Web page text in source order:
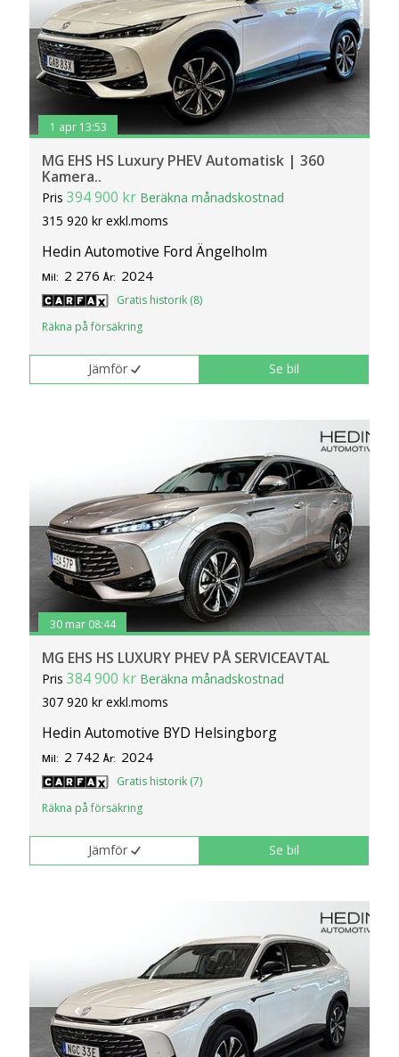
1 apr 13:53
MG EHS HS Luxury PHEV Automatisk | 360
Kamera..
Pris394 900 kr Beräkna månadskostnad
315 920 kr exkl.moms
Hedin Automotive Ford Ängelholm
Mil: 2 276 År: 2024
Gratis historik (8)
Räkna på försäkring
Jämför Se bil
30 mar 08:44
MG EHS HS LUXURY PHEV PÅ SERVICEAVTAL
Pris384 900 kr Beräkna månadskostnad
307 920 kr exkl.moms
Hedin Automotive BYD Helsingborg
Mil: 2 742 År: 2024
Gratis historik (7)
Räkna på försäkring
Jämför Se bil